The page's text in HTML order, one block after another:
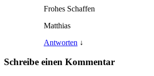
Frohes Schaffen
Matthias
Antworten ↓
Schreibe einen Kommentar